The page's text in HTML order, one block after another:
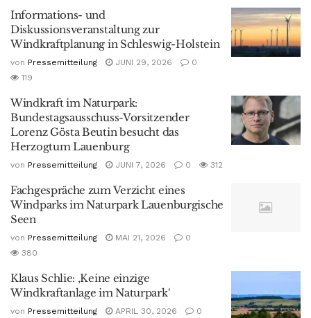
Informations- und
Diskussionsveranstaltung zur
Windkraftplanung in Schleswig-Holstein
von Pressemitteilung JUNI 29, 2026
0
119
Windkraft im Naturpark:
Bundestagsausschuss-Vorsitzender
Lorenz Gösta Beutin besucht das
Herzogtum Lauenburg
von Pressemitteilung JUNI 7, 2026 0 312
Fachgespräche zum Verzicht eines
Windparks im Naturpark Lauenburgische
Seen
von Pressemitteilung MAI 21, 2026
0
380
Klaus Schlie: ‚Keine einzige
Windkraftanlage im Naturpark‘
von Pressemitteilung APRIL 30, 2026
0